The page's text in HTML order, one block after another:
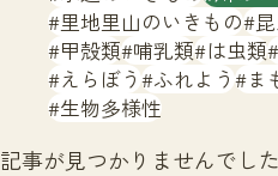
里地里山のいきもの
甲殻類 哺乳類 は虫類
えらぼう ふれよう ま
生物多様性
記事が見つかりませんでした